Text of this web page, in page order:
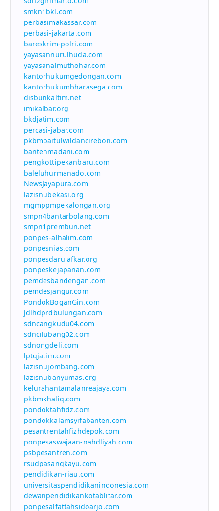
smkn1bkl.com
perbasimakassar.com
perbasi-jakarta.com
bareskrim-polri.com
yayasannurulhuda.com
yayasanalmuthohar.com
kantorhukumgedongan.com
kantorhukumbharasega.com
disbunkaltim.net
imikalbar.org
bkdjatim.com
percasi-jabar.com
pkbmbaitulwildancirebon.com
bantenmadani.com
pengkottipekanbaru.com
baleluhurmanado.com
NewsJayapura.com
lazisnubekasi.org
mgmppmpekalongan.org
smpn4bantarbolang.com
smpn1prembun.net
ponpes-alhalim.com
ponpesnias.com
ponpesdarulafkar.org
ponpeskejapanan.com
pemdesbandengan.com
pemdesjangur.com
PondokBoganGin.com
jdihdprdbulungan.com
sdncangkudu04.com
sdncilubang02.com
sdnongdeli.com
lptqjatim.com
lazisnujombang.com
lazisnubanyumas.org
kelurahantamalanreajaya.com
pkbmkhaliq.com
pondoktahfidz.com
pondokkalamsyifabanten.com
pesantrentahfizhdepok.com
ponpesaswajaan-nahdliyah.com
psbpesantren.com
rsudpasangkayu.com
pendidikan-riau.com
universitaspendidikanindonesia.com
dewanpendidikankotablitar.com
ponpesalfattahsidoarjo.com